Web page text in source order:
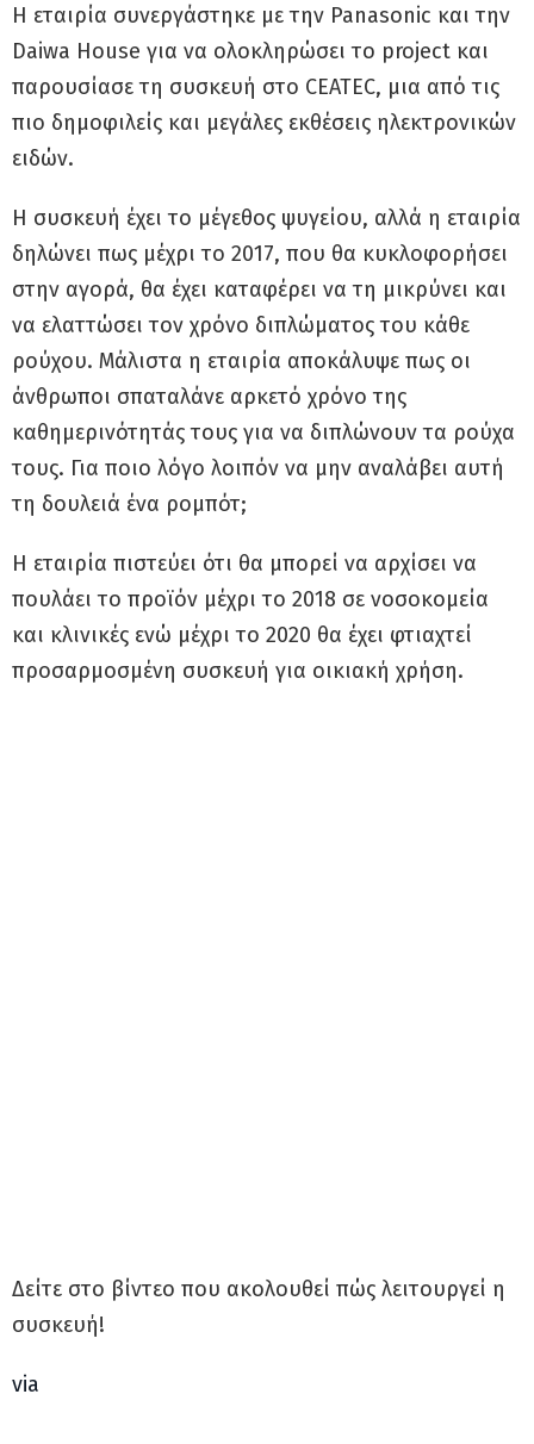
Η εταιρία συνεργάστηκε με την Panasonic και την
Daiwa House για να ολοκληρώσει το project και
παρουσίασε τη συσκευή στο CEATEC, μια από τις
πιο δημοφιλείς και μεγάλες εκθέσεις ηλεκτρονικών
ειδών.
Η συσκευή έχει το μέγεθος ψυγείου, αλλά η εταιρία
δηλώνει πως μέχρι το 2017, που θα κυκλοφορήσει
στην αγορά, θα έχει καταφέρει να τη μικρύνει και
να ελαττώσει τον χρόνο διπλώματος του κάθε
ρούχου. Μάλιστα η εταιρία αποκάλυψε πως οι
άνθρωποι σπαταλάνε αρκετό χρόνο της
καθημερινότητάς τους για να διπλώνουν τα ρούχα
τους. Για ποιο λόγο λοιπόν να μην αναλάβει αυτή
τη δουλειά ένα ρομπότ;
Η εταιρία πιστεύει ότι θα μπορεί να αρχίσει να
πουλάει το προϊόν μέχρι το 2018 σε νοσοκομεία
και κλινικές ενώ μέχρι το 2020 θα έχει φτιαχτεί
προσαρμοσμένη συσκευή για οικιακή χρήση.
Δείτε στο βίντεο που ακολουθεί πώς λειτουργεί η
συσκευή!
via